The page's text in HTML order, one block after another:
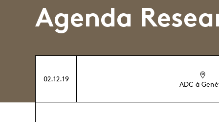
Agenda
02.12.19
ADC à